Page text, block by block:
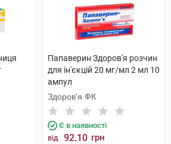
Папаверин Здоров'я розчин
для ін'єкцій 20 мг/мл 2 мл 10
ампул
Здоров'я ФК
Є в наявності
від 92.10 грн